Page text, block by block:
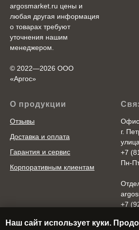
argosmarket.ru цены и
любая другая информация
о товарах требуют
уточнения нашим
менеджером.
© 2022—2026 ООО
«Аргоc»
О продукции
Отзывы
Доставка и оплата
Гарантия и сервис
Корпоративным клиентам
г.
+7
Пн-
+7
Cб-
Наш сайт использует куки.